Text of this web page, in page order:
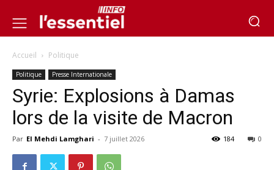
Accueil Politique
Politique Presse Internationale
Syrie: Explosions à Damas
lors de la visite de Macron
Par El Mehdi Lamghari - 7 juillet 2026 0
184